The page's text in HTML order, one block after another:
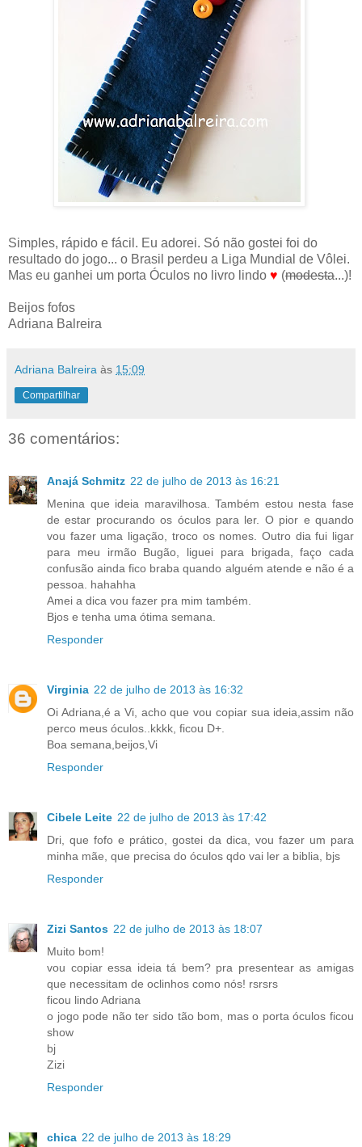
Simples, rápido e fácil. Eu adorei. Só não gostei foi do
resultado do jogo... o Brasil perdeu a Liga Mundial de Vôlei.
Mas eu ganhei um porta Óculos no livro lindo ♥ (modesta...)!
Beijos fofos
Adriana Balreira
Adriana Balreira às 15:09
Compartilhar
36 comentários:
Anajá Schmitz 22 de julho de 2013 às 16:21
Menina que ideia maravilhosa. Também estou nesta fase
de estar procurando os óculos para ler. O pior e quando
vou fazer uma ligação, troco os nomes. Outro dia fui ligar
para meu irmão Bugão, liguei para brigada, faço cada
confusão ainda fico braba quando alguém atende e não é a
pessoa. hahahha
Amei a dica vou fazer pra mim também.
Bjos e tenha uma ótima semana.
Responder
Virginia 22 de julho de 2013 às 16:32
Oi Adriana,é a Vi, acho que vou copiar sua ideia,assim não
perco meus óculos..kkkk, ficou D+.
Boa semana,beijos,Vi
Responder
Cibele Leite 22 de julho de 2013 às 17:42
Dri, que fofo e prático, gostei da dica, vou fazer um para
minha mãe, que precisa do óculos qdo vai ler a biblia, bjs
Responder
Zizi Santos 22 de julho de 2013 às 18:07
Muito bom!
vou copiar essa ideia tá bem? pra presentear as amigas
que necessitam de oclinhos como nós! rsrsrs
ficou lindo Adriana
o jogo pode não ter sido tão bom, mas o porta óculos ficou
show
bj
Zizi
Responder
chica 22 de julho de 2013 às 18:29